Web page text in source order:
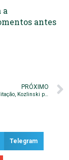
a
antes
PRÓXIMO
Com foco na reabilitação, Kozlinski projeta sequência do Bugre em casa
Telegram